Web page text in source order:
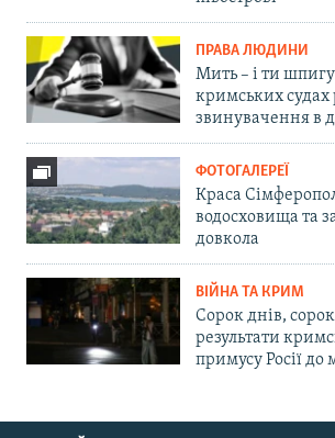
ПРАВА ЛЮДИНИ
Мить – і ти
кримських судах
звинувачення в
ФОТОГАЛЕРЕЇ
Краса
водосховища та
довкола
ВІЙНА ТА КРИМ
Сорок днів,
результати
примусу Росії до